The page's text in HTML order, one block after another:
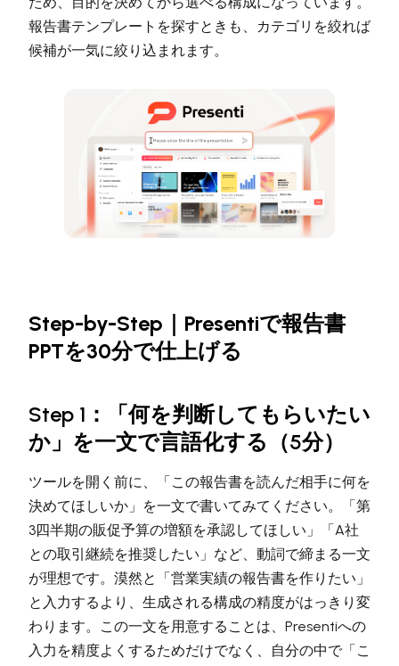
報告書テンプレートを探すときも、カテゴリを絞れば
候補が一気に絞り込まれます。
Step-by-Step｜Presentiで報告書
PPTを30分で仕上げる
Step 1：「何を判断してもらいたい
か」を一文で言語化する（5分）
ツールを開く前に、「この報告書を読んだ相手に何を
決めてほしいか」を一文で書いてみてください。「第
3四半期の販促予算の増額を承認してほしい」「A社
との取引継続を推奨したい」など、動詞で締まる一文
が理想です。漠然と「営業実績の報告書を作りたい」
と入力するより、生成される構成の精度がはっきり変
わります。この一文を用意することは、Presentiへの
入力を精度よくするためだけでなく、自分の中で「こ